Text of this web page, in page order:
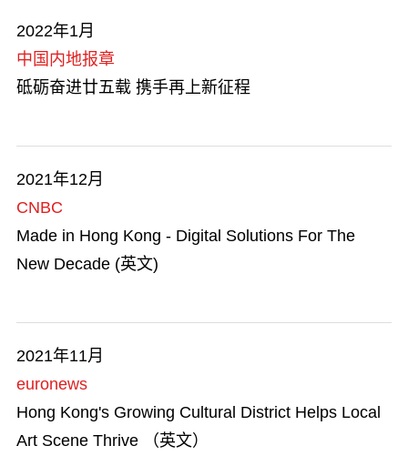
2022年1月
中国内地报章
砥砺奋进廿五载 携手再上新征程
2021年12月
CNBC
Made in Hong Kong - Digital Solutions For The
New Decade (英文)
2021年11月
euronews
Hong Kong's Growing Cultural District Helps Local
Art Scene Thrive （英文）